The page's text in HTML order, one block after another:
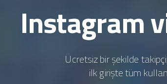
Instagram
Ücretsiz bir şekilde
ilk girişte tüm